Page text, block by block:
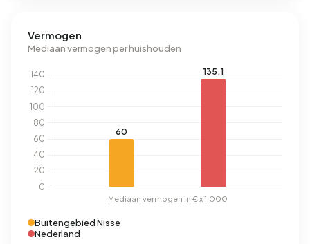
Vermogen
Mediaan vermogen per huishouden
Buitengebied Nisse
Nederland